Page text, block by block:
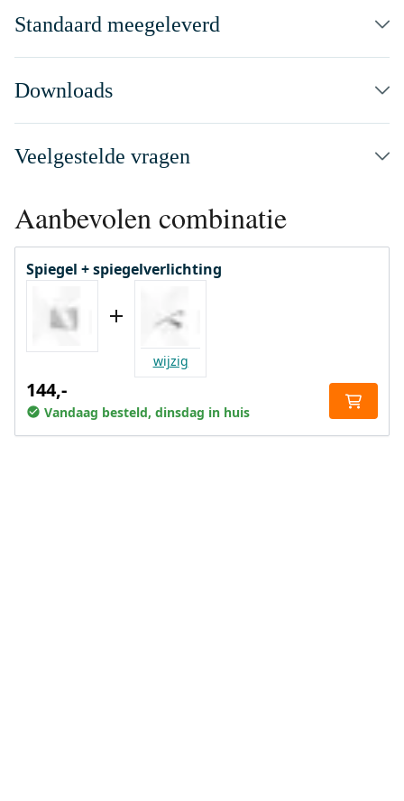
Standaard meegeleverd
Downloads
Veelgestelde vragen
Aanbevolen combinatie
Spiegel + spiegelverlichting
wijzig
144,-
Vandaag besteld, dinsdag in huis